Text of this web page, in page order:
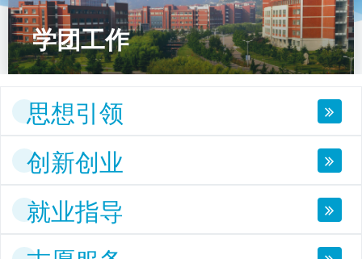
学团工作
思想引领
创新创业
就业指导